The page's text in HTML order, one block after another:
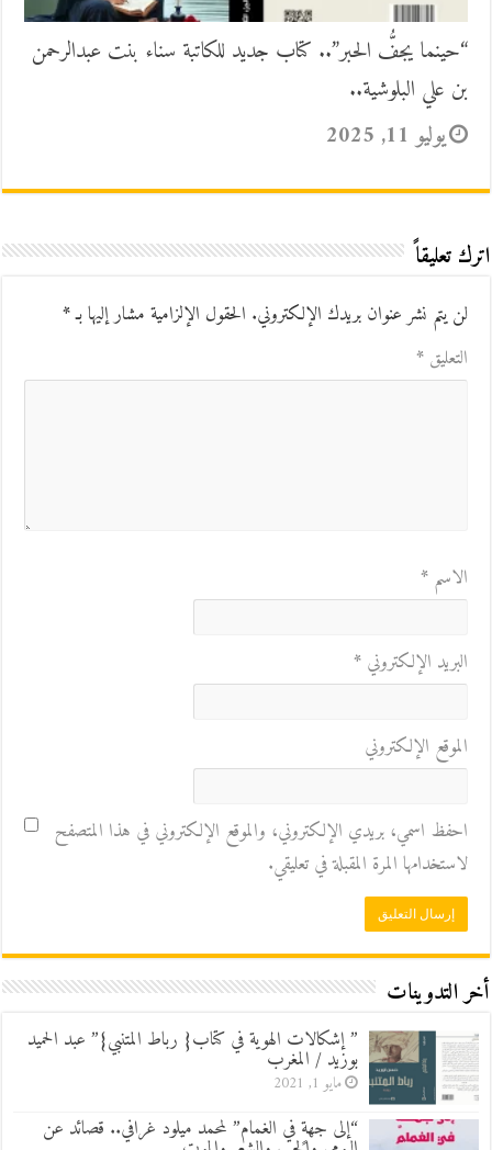
“حينما يجفُّ الحبر”.. كتاب جديد للكاتبة سناء بنت عبدالرحمن
بن علي البلوشية..
يوليو 11, 2025
اترك تعليقاً
لن يتم نشر عنوان بريدك الإلكتروني. الحقول الإلزامية مشار إليها بـ*
التعليق*
الاسم*
البريد الإلكتروني*
الموقع الإلكتروني
احفظ اسمي، بريدي الإلكتروني، والموقع الإلكتروني في هذا المتصفح
لاستخدامها المرة المقبلة في تعليقي.
أخر التدوينات
” إشكالات الهوية في كتاب{ رباط المتنبي}” عبد الحميد
بوزيد / المغرب
مايو 1, 2021
“إلى جهةٍ في الغمام” لمحمد ميلود غرافي.. قصائد عن